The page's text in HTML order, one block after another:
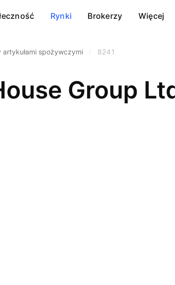
Rynki Brokerzy Więcej
spożywczymi 8241
Group